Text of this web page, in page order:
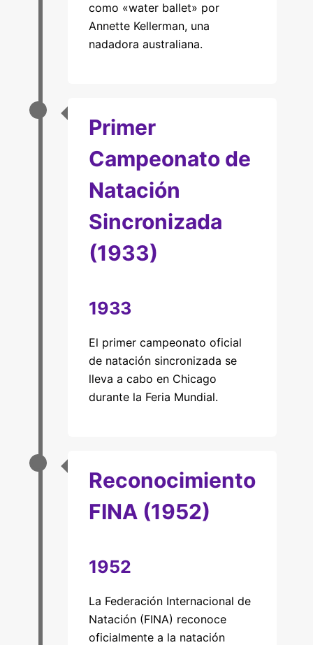
como «water ballet» por
Annette Kellerman, una
nadadora australiana.
Primer
Campeonato de
Natación
Sincronizada
(1933)
1933
El primer campeonato oficial
de natación sincronizada se
lleva a cabo en Chicago
durante la Feria Mundial.
Reconocimiento
FINA (1952)
1952
La Federación Internacional de
Natación (FINA) reconoce
oficialmente a la natación